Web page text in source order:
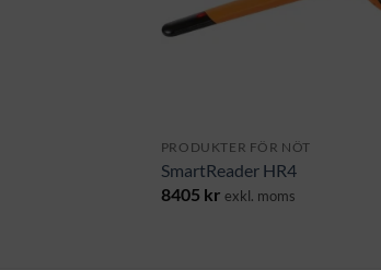
PRODUKTER FÖR NÖT
SmartReader HR4
8405 kr exkl. moms